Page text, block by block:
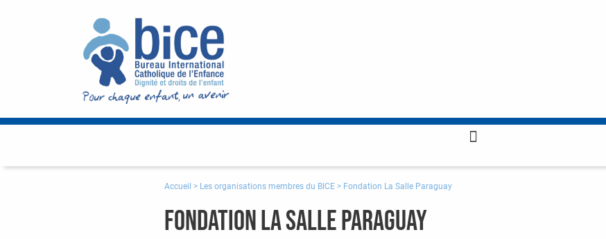
Accueil > Les organisations membres du BICE > Fondation La Salle Paraguay
Fondation La Salle Paraguay